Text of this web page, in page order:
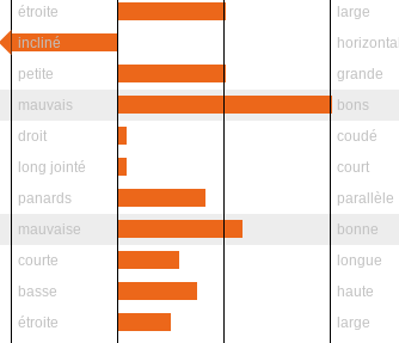
étroite large
incliné
petite grande
mauvais bons
droit coudé
long jointé court
panards parallèle
mauvaise bonne
courte longue
basse haute
étroite large